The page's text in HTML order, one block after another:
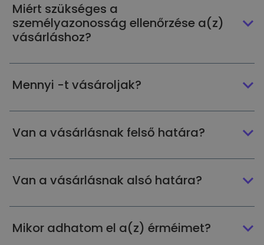
Miért szükséges a
személyazonosság ellenőrzése a(z)
vásárláshoz?
Mennyi -t vásároljak?
Van a vásárlásnak felső határa?
Van a vásárlásnak alsó határa?
Mikor adhatom el a(z) érméimet?